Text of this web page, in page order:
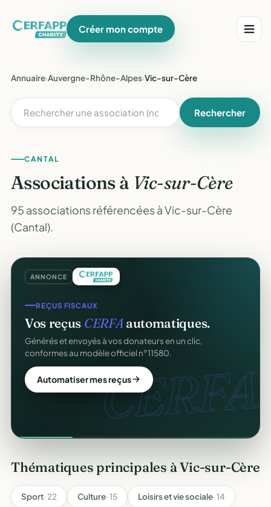
Créer mon compte
Annuaire›Auvergne-Rhône-Alpes›Vic-sur-Cère
Rechercher
CANTAL
Associations à Vic-sur-Cère
95 associations référencées à Vic-sur-Cère
(Cantal).
ANNONCE
CERFA.
REÇUS FISCAUX
Vos reçus CERFAautomatiques.
Générés et envoyés à vos donateurs en un clic,
conformes au modèle officiel n°11580.
Automatiser mes reçus
Thématiques principales à Vic-sur-Cère
Sport· 22 Culture· 15 Loisirs et vie sociale· 14